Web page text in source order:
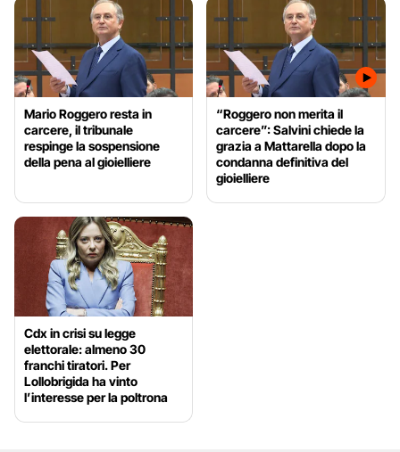
Mario Roggero resta in
carcere, il tribunale
respinge la sospensione
della pena al gioielliere
“Roggero non merita il
carcere”: Salvini chiede la
grazia a Mattarella dopo la
condanna definitiva del
gioielliere
Cdx in crisi su legge
elettorale: almeno 30
franchi tiratori. Per
Lollobrigida ha vinto
l’interesse per la poltrona